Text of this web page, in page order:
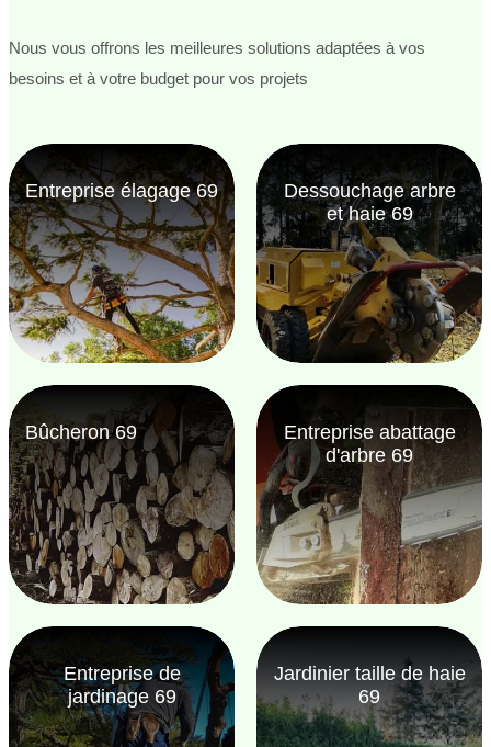
Nous vous offrons les meilleures solutions adaptées à vos
besoins et à votre budget pour vos projets
Entreprise élagage 69
Dessouchage arbre
et haie 69
Bûcheron 69
Entreprise abattage
d'arbre 69
Entreprise de
jardinage 69
Jardinier taille de haie
69